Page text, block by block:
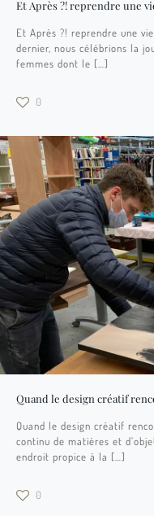
Et Après ?! reprendre une
Et Après ?! reprendre une
dernier, nous célébrions la
femmes dont le […]
0
Quand le design créatif
Quand le design créatif
continu de matières et
endroit propice à la […]
0